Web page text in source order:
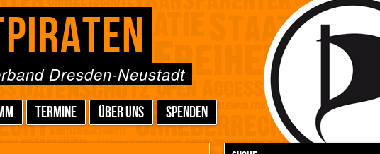
Dresden-Neustadt
TERMINE ÜBER UNS SPENDEN